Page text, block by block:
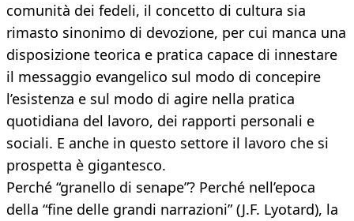
comunità dei fedeli, il concetto di cultura sia
rimasto sinonimo di devozione, per cui manca una
disposizione teorica e pratica capace di innestare
il messaggio evangelico sul modo di concepire
l’esistenza e sul modo di agire nella pratica
quotidiana del lavoro, dei rapporti personali e
sociali. E anche in questo settore il lavoro che si
prospetta è gigantesco.
Perché “granello di senape”? Perché nell’epoca
della “fine delle grandi narrazioni” (J.F. Lyotard), la